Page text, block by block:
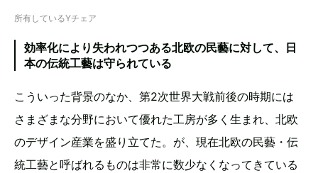
所有しているYチェア
効率化により失われつつある北欧の民藝に対して、日
本の伝統工藝は守られている
こういった背景のなか、第2次世界大戦前後の時期には
さまざまな分野において優れた工房が多く生まれ、北欧
のデザイン産業を盛り立てた。が、現在北欧の民藝・伝
統工藝と呼ばれるものは非常に数少なくなってきている